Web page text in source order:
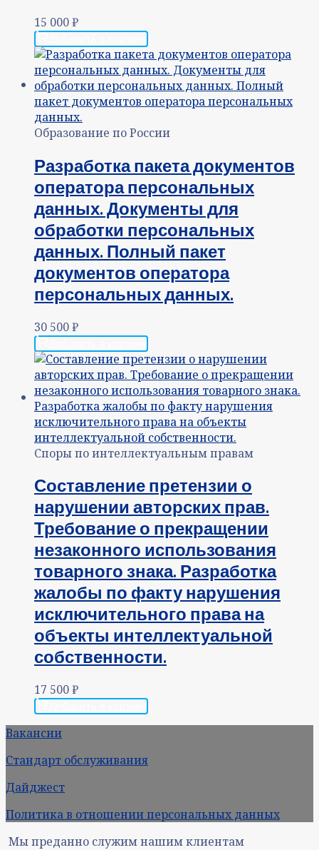
15 000₽
Образование по России
Разработка пакета документов
оператора персональных
данных. Документы для
обработки персональных
данных. Полный пакет
документов оператора
персональных данных.
30 500₽
Споры по интеллектуальным правам
Составление претензии о
нарушении авторских прав.
Требование о прекращении
незаконного использования
товарного знака. Разработка
жалобы по факту нарушения
исключительного права на
объекты интеллектуальной
собственности.
17 500₽
Вакансии
Стандарт обслуживания
Дайджест
Политика в отношении персональных данных
Мы преданно служим нашим клиентам